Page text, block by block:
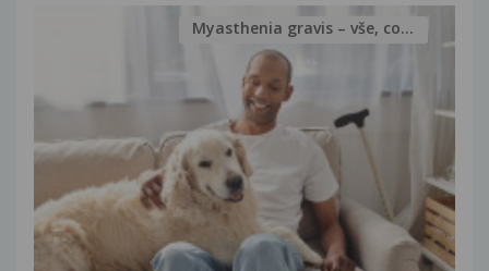
Myasthenia gravis – vše, co...